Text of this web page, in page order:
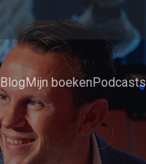
BlogMijn boekenPodcasts